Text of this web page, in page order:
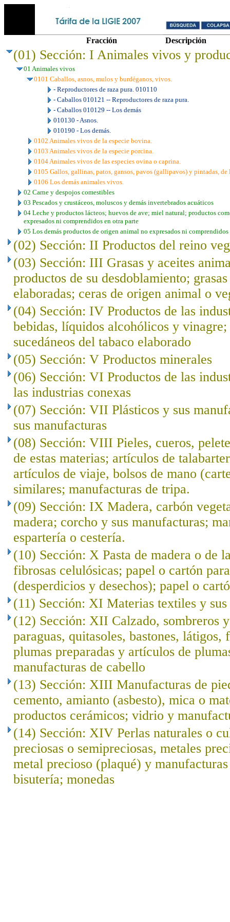
Fracción Descripción
(01) Sección: I Animales vivos y
01 Animales vivos
0101 Caballos, asnos, mulos y burdéganos, vivos.
- Reproductores de raza pura. 010110
- Caballos 010121 -- Reproductores de raza pura.
- Caballos 010129 -- Los demás
010130 - Asnos.
010190 - Los demás.
0102 Animales vivos de la especie bovina.
0103 Animales vivos de la especie porcina.
0104 Animales vivos de las especies ovina o caprina.
0105 Gallos, gallinas, patos, gansos, pavos (gallipavos) y pintadas, de
0106 Los demás animales vivos.
02 Carne y despojos comestibles
03 Pescados y crustáceos, moluscos y demás invertebrados acuáticos
04 Leche y productos lácteos; huevos de ave; miel natural; productos
expresados ni comprendidos en otra parte
05 Los demás productos de origen animal no expresados ni comprendidos
(02) Sección: II Productos del reino
(03) Sección: III Grasas y aceites
productos de su desdoblamiento;
elaboradas; ceras de origen animal o
(04) Sección: IV Productos de las
bebidas, líquidos alcohólicos y vinagre;
sucedáneos del tabaco elaborado
(05) Sección: V Productos minerales
(06) Sección: VI Productos de las
las industrias conexas
(07) Sección: VII Plásticos y sus
sus manufacturas
(08) Sección: VIII Pieles, cueros,
de estas materias; artículos de
artículos de viaje, bolsos de mano
similares; manufacturas de tripa.
(09) Sección: IX Madera, carbón
madera; corcho y sus manufacturas;
espartería o cestería.
(10) Sección: X Pasta de madera o de
fibrosas celulósicas; papel o cartón
(desperdicios y desechos); papel o
(11) Sección: XI Materias textiles y sus
(12) Sección: XII Calzado, sombreros
paraguas, quitasoles, bastones, látigos,
plumas preparadas y artículos de
manufacturas de cabello
(13) Sección: XIII Manufacturas de
cemento, amianto (asbesto), mica o
productos cerámicos; vidrio y
(14) Sección: XIV Perlas naturales o
preciosas o semipreciosas, metales
metal precioso (plaqué) y
bisutería; monedas